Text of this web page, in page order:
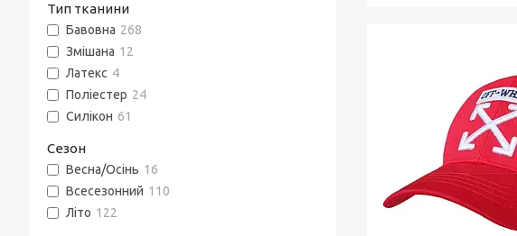
Тип тканини
Бавовна 268
Змішана 12
Латекс 4
Поліестер 24
Силікон 61
Сезон
Весна/Осінь 16
Всесезонний 110
Літо 122